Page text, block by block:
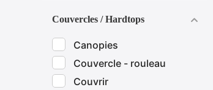
Couvercles / Hardtops
Canopies
Couvercle - rouleau
Couvrir